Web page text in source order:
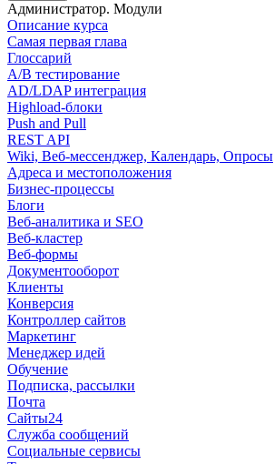
Администратор. Модули
Описание курса
Самая первая глава
Глоссарий
A/B тестирование
AD/LDAP интеграция
Highload-блоки
Push and Pull
REST API
Wiki, Веб-мессенджер, Календарь, Опросы
Адреса и местоположения
Бизнес-процессы
Блоги
Веб-аналитика и SEO
Веб-кластер
Веб-формы
Документооборот
Клиенты
Конверсия
Контроллер сайтов
Маркетинг
Менеджер идей
Обучение
Подписка, рассылки
Почта
Сайты24
Служба сообщений
Социальные сервисы